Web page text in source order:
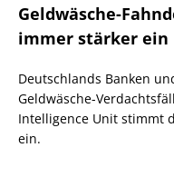
Geldwäsche-
immer stärker ein
Deutschlands Banken
Geldwäsche-
Intelligence Unit stimmt
ein.